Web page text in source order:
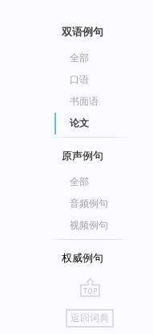
双语例句
全部
口语
书面语
论文
原声例句
全部
音频例句
视频例句
权威例句
go
top
返回词典